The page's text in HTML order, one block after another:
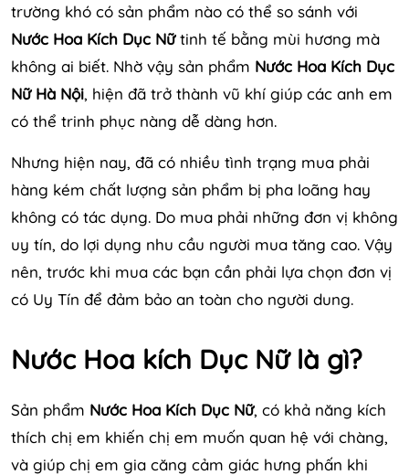
trường khó có sản phẩm nào có thể so sánh với
Nước Hoa Kích Dục Nữtinh tế bằng mùi hương mà
không ai biết. Nhờ vậy sản phẩm Nước Hoa Kích Dục
Nữ Hà Nội, hiện đã trở thành vũ khí giúp các anh em
có thể trinh phục nàng dễ dàng hơn.
Nhưng hiện nay, đã có nhiều tình trạng mua phải
hàng kém chất lượng sản phẩm bị pha loãng hay
không có tác dụng. Do mua phải những đơn vị không
uy tín, do lợi dụng nhu cầu người mua tăng cao. Vậy
nên, trước khi mua các bạn cần phải lựa chọn đơn vị
có Uy Tín để đảm bảo an toàn cho người dung.
Nước Hoa kích Dục Nữ là gì?
Sản phẩm Nước Hoa Kích Dục Nữ, có khả năng kích
thích chị em khiến chị em muốn quan hệ với chàng,
và giúp chị em gia căng cảm giác hưng phấn khi